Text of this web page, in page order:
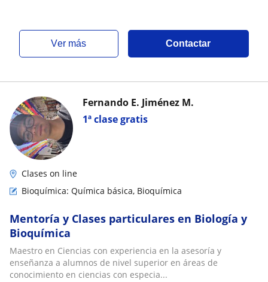
ver más Contactar
1ª clase gratis
Fernando E. Jiménez M.
Clases on line
Bioquímica: Química básica, Bioquímica
Mentoría y Clases particulares en Biología y
Bioquímica
Maestro en Ciencias con experiencia en la asesoría y
enseñanza a alumnos de nivel superior en áreas de
conocimiento en ciencias con especia...